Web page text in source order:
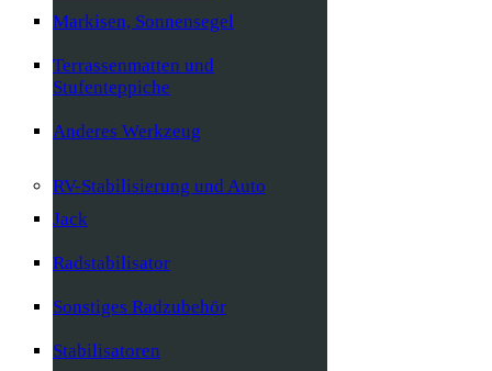
Markisen, Sonnensegel
Terrassenmatten und
Stufenteppiche
Anderes Werkzeug
RV-Stabilisierung und Auto
Jack
Radstabilisator
Sonstiges Radzubehör
Stabilisatoren